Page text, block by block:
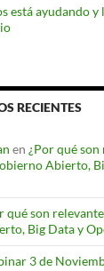
está ayudando y
RECIENTES
en ¿Por qué son
Abierto,
qué son
Big Data y
3 de